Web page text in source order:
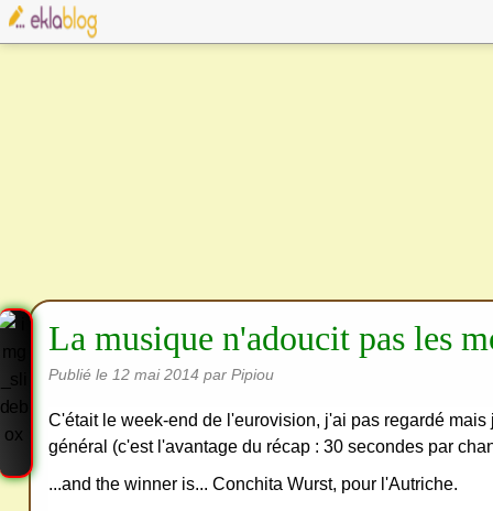
La musique n'adoucit pas les
Publié le 12 mai 2014 par Pipiou
C'était le week-end de l'eurovision, j'ai pas regardé mais
général (c'est l'avantage du récap : 30 secondes par
...and the winner is... Conchita Wurst, pour l'Autriche.